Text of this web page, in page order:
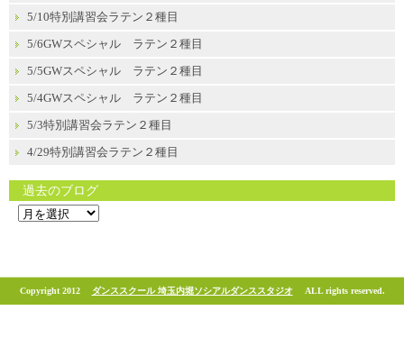
5/10特別講習会ラテン２種目
5/6GWスペシャル ラテン２種目
5/5GWスペシャル ラテン２種目
5/4GWスペシャル ラテン２種目
5/3特別講習会ラテン２種目
4/29特別講習会ラテン２種目
過去のブログ
過
去
ロ
Copyright 2012 ダンススクール 埼玉内堀ソシアルダンススタジオALL rights reserved.